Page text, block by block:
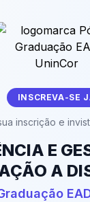
INSCREVA-SE
inscrição e
E
A